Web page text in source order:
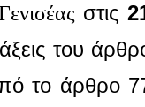
στις
του
το άρθρο